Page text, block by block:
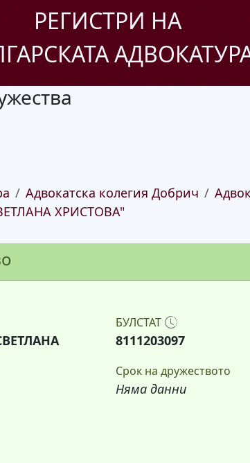
РЕГИСТРИ НА
Адвокатска колегия Добрич
ХРИСТОВА"
БУЛСТАТ
8111203097
Срок на дружеството
Няма данни